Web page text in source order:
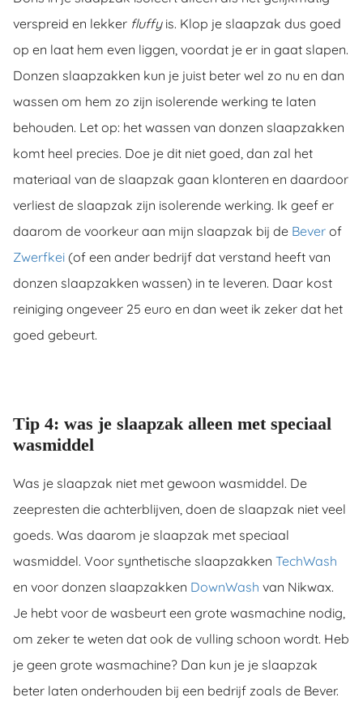
verspreid en lekker fluffyis. Klop je slaapzak dus goed
op en laat hem even liggen, voordat je er in gaat slapen.
Donzen slaapzakken kun je juist beter wel zo nu en dan
wassen om hem zo zijn isolerende werking te laten
behouden. Let op: het wassen van donzen slaapzakken
komt heel precies. Doe je dit niet goed, dan zal het
materiaal van de slaapzak gaan klonteren en daardoor
verliest de slaapzak zijn isolerende werking. Ik geef er
daarom de voorkeur aan mijn slaapzak bij de Bever of
Zwerfkei (of een ander bedrijf dat verstand heeft van
donzen slaapzakken wassen) in te leveren. Daar kost
reiniging ongeveer 25 euro en dan weet ik zeker dat het
goed gebeurt.
Tip 4: was je slaapzak alleen met speciaal
wasmiddel
Was je slaapzak niet met gewoon wasmiddel. De
zeepresten die achterblijven, doen de slaapzak niet veel
goeds. Was daarom je slaapzak met speciaal
wasmiddel. Voor synthetische slaapzakken TechWash
en voor donzen slaapzakken DownWash van Nikwax.
Je hebt voor de wasbeurt een grote wasmachine nodig,
om zeker te weten dat ook de vulling schoon wordt. Heb
je geen grote wasmachine? Dan kun je je slaapzak
beter laten onderhouden bij een bedrijf zoals de Bever.